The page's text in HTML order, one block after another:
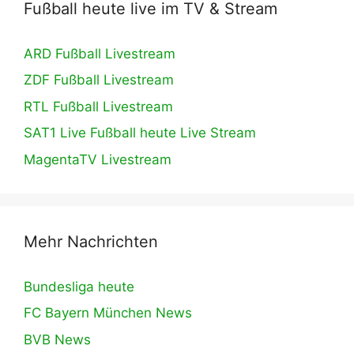
Fußball heute live im TV & Stream
ARD Fußball Livestream
ZDF Fußball Livestream
RTL Fußball Livestream
SAT1 Live Fußball heute Live Stream
MagentaTV Livestream
Mehr Nachrichten
Bundesliga heute
FC Bayern München News
BVB News